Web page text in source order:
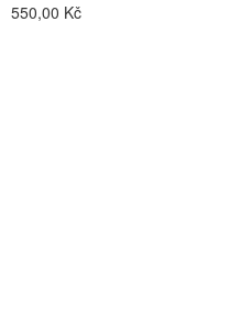
550,00 Kč